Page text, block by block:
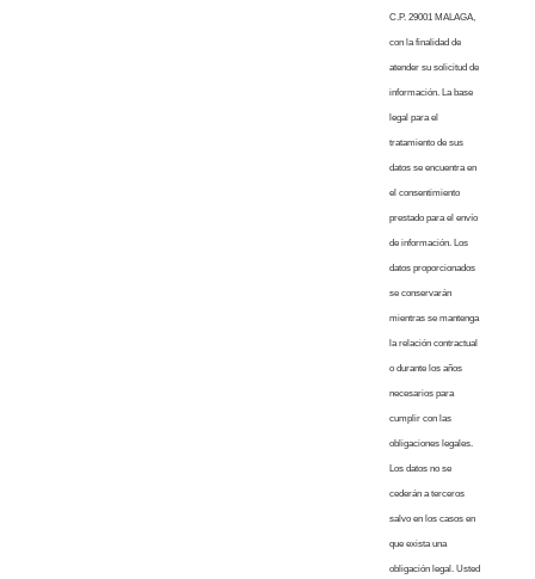
C.P. 29001 MALAGA,
con la finalidad de
atender su solicitud de
información. La base
legal para el
tratamiento de sus
datos se encuentra en
el consentimiento
prestado para el envío
de información. Los
datos proporcionados
se conservarán
mientras se mantenga
la relación contractual
o durante los años
necesarios para
cumplir con las
obligaciones legales.
Los datos no se
cederán a terceros
salvo en los casos en
que exista una
obligación legal. Usted